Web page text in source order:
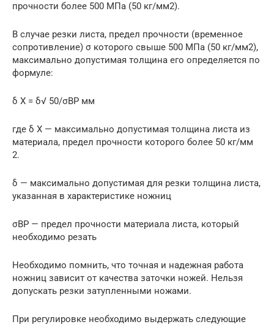
прочности более 500 МПа (50 кг/мм2).
В случае резки листа, предел прочности (временное
сопротивление) σ которого свыше 500 МПа (50 кг/мм2),
максимально допустимая толщина его определяется по
формуле:
δ Х = δ√ 50/σВР мм
где δ Х — максимально допустимая толщина листа из
материала, предел прочности которого более 50 кг/мм
2.
δ — максимально допустимая для резки толщина листа,
указанная в характеристике ножниц
σВР — предел прочности материала листа, который
необходимо резать
Необходимо помнить, что точная и надежная работа
ножниц зависит от качества заточки ножей. Нельзя
допускать резки затупленными ножами.
При регулировке необходимо выдержать следующие